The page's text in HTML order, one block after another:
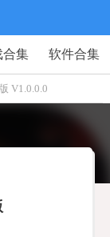
合集 软件合集
V1.0.0.0